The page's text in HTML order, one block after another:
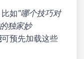
如"哪个技巧对
独家妙
可预先加载这些